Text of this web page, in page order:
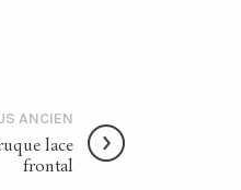
ANCIEN
lace
frontal